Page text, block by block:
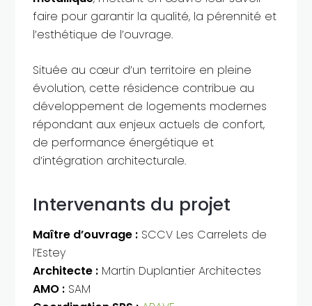
faire pour garantir la qualité, la pérennité et
l’esthétique de l’ouvrage.
Située au cœur d’un territoire en pleine
évolution, cette résidence contribue au
développement de logements modernes
répondant aux enjeux actuels de confort,
de performance énergétique et
d’intégration architecturale.
Intervenants du projet
Maître d’ouvrage :SCCV Les Carrelets de
l’Estey
Architecte :Martin Duplantier Architectes
AMO :SAM